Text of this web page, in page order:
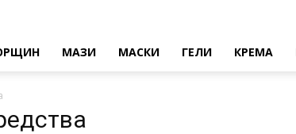
МАЗИ МАСКИ ГЕЛИ КРЕМА